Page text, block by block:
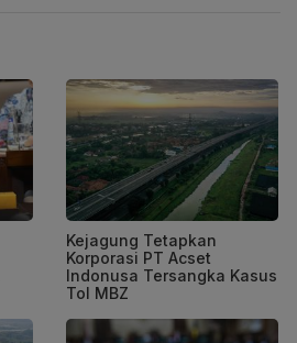
Kejagung Tetapkan
Korporasi PT Acset
Indonusa Tersangka Kasus
Tol MBZ